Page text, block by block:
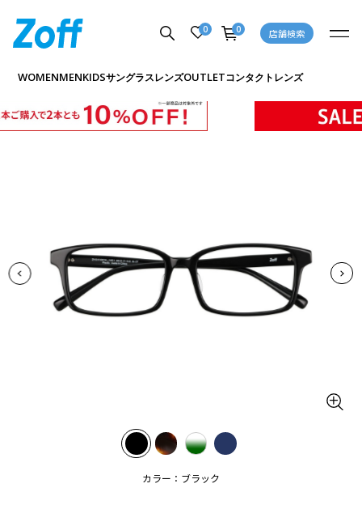
0 0 店舗検索
WOMENMENKIDSサングラスレンズOUTLETコンタクトレンズ
カラー：ブラック
商品詳細ページへ